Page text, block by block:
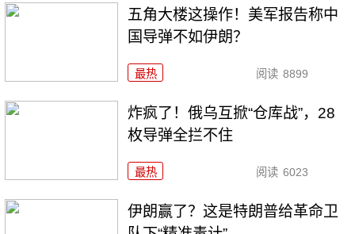
五角大楼这操作！美军报告称中
国导弹不如伊朗？
最热 阅读 8899
炸疯了！俄乌互掀“仓库战”，28
枚导弹全拦不住
最热 阅读 6023
伊朗赢了？这是特朗普给革命卫